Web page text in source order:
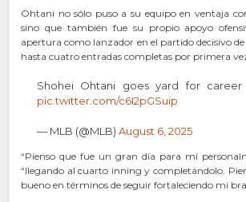
Ohtani no sólo puso a su equipo en ventaja
sino que también fue su propio apoyo
apertura como lanzador en el partido decisivo de
hasta cuatro entradas completas por primera
Shohei Ohtani goes yard for career
pic.twitter.com/c6I2pGSuip
— MLB (@MLB) August 6, 2025
“Pienso que fue un gran día para mí
“llegando al cuarto inning y completándolo.
bueno en términos de seguir fortaleciendo mi